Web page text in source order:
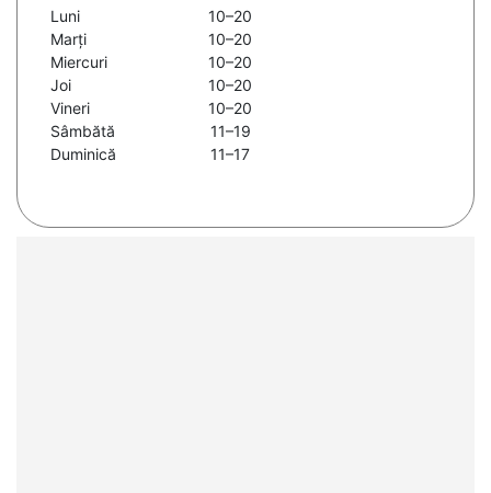
Luni
10–20
Marți
10–20
Miercuri
10–20
Joi
10–20
Vineri
10–20
Sâmbătă
11–19
Duminică
11–17